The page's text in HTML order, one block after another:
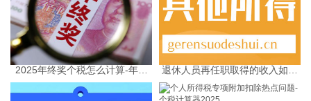
2025年终奖个税怎么计算-年终
奖个税计算器
退休人员再任职取得的收入如何